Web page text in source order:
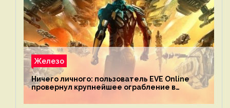
Железо
Ничего личного: пользователь EVE Online
провернул крупнейшее ограбление в
механике